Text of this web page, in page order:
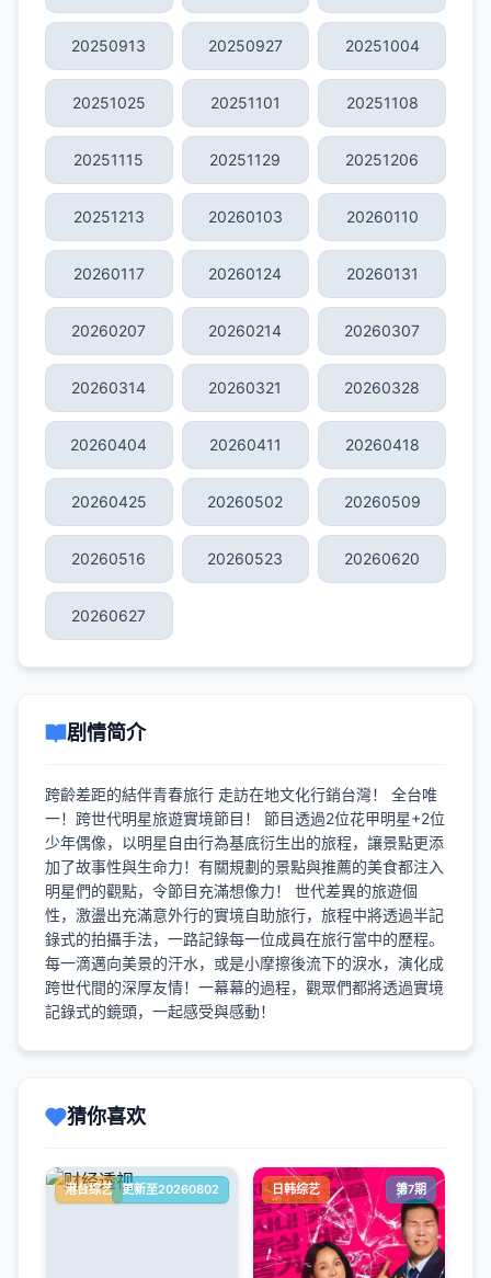
20250913 20250927 20251004
20251025 20251101 20251108
20251115 20251129 20251206
20251213 20260103 20260110
20260117 20260124 20260131
20260207 20260214 20260307
20260314 20260321 20260328
20260404 20260411 20260418
20260425 20260502 20260509
20260516 20260523 20260620
20260627
剧情简介
跨齡差距的結伴青春旅行 走訪在地文化行銷台灣！ 全台唯
一！跨世代明星旅遊實境節目！ 節目透過2位花甲明星+2位
少年偶像，以明星自由行為基底衍生出的旅程，讓景點更添
加了故事性與生命力！有關規劃的景點與推薦的美食都注入
明星們的觀點，令節目充滿想像力！ 世代差異的旅遊個
性，激盪出充滿意外行的實境自助旅行，旅程中將透過半記
錄式的拍攝手法，一路記錄每一位成員在旅行當中的歷程。
每一滴邁向美景的汗水，或是小摩擦後流下的淚水，演化成
跨世代間的深厚友情！一幕幕的過程，觀眾們都將透過實境
記錄式的鏡頭，一起感受與感動！
猜你喜欢
港台综艺 更新至20260802 日韩综艺 第7期